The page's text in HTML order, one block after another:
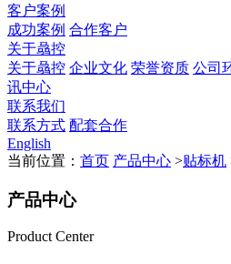
客户案例
成功案例 合作客户
关于骉控
关于骉控 企业文化 荣誉资质 公司
讯中心
联系我们
联系方式 配套合作
English
当前位置： 首页 产品中心 >贴标机
产品中心
Product Center